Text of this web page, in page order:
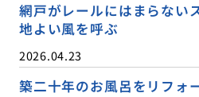
網戸がレールにはまらない
地よい風を呼ぶ
2026.04.23
築二十年のお風呂をリフォ